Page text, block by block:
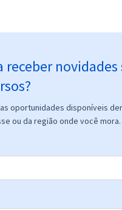
receber novidades
oportunidades disponíveis
ou da região onde você mora.